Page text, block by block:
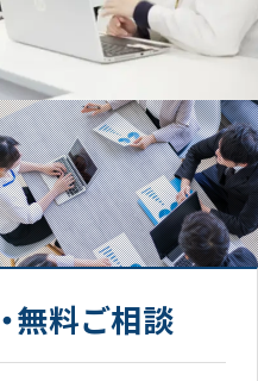
無料ご相談